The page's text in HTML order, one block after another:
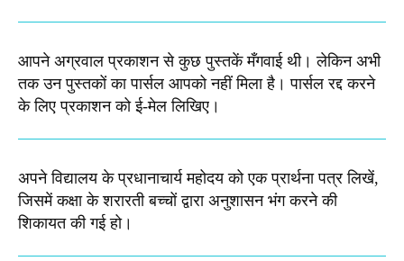
आपने अग्रवाल प्रकाशन से कुछ पुस्तकें मँगवाई थी। लेकिन अभी
तक उन पुस्तकों का पार्सल आपको नहीं मिला है। पार्सल रद्द करने
के लिए प्रकाशन को ई-मेल लिखिए।
अपने विद्यालय के प्रधानाचार्य महोदय को एक प्रार्थना पत्र लिखें,
जिसमें कक्षा के शरारती बच्चों द्वारा अनुशासन भंग करने की
शिकायत की गई हो।